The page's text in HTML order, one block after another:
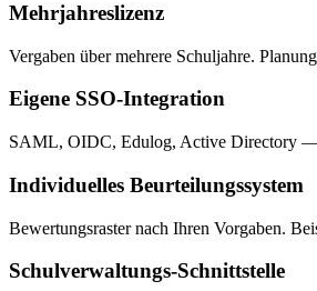
Mehrjahreslizenz
Vergaben über mehrere Schuljahre.
Eigene SSO-Integration
SAML, OIDC, Edulog, Active Directory —
Individuelles Beurteilungssystem
Bewertungsraster nach Ihren Vorgaben.
Schulverwaltungs-Schnittstelle